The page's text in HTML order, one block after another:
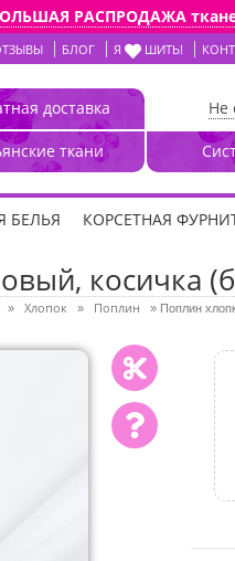
РАСПРОДАЖА
БЛОГ Я ШИТЬ!
доставка
ткани
Не
БЕЛЬЯ КОРСЕТНАЯ
косичка
» Хлопок » Поплин » Поплин